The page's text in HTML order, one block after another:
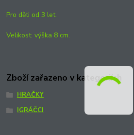
Pro děti od3 let.
Velikost: výška 8 cm.
Zboží zařazeno v kategoriích
HRAČKY
IGRÁČCI